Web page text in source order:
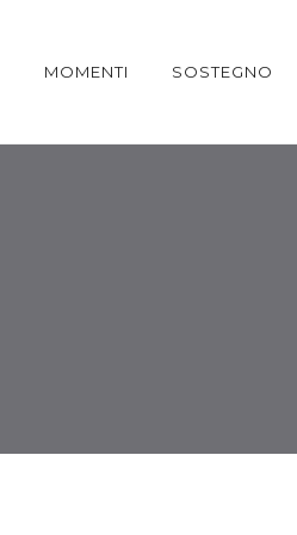
MOMENTI SOSTEGNO